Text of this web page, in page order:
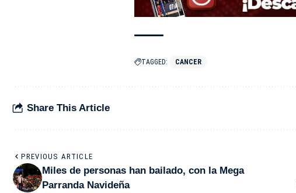
TAGGED: CANCER
Share This Article
PREVIOUS ARTICLE
Miles de personas han bailado, con la Mega
Parranda Navideña